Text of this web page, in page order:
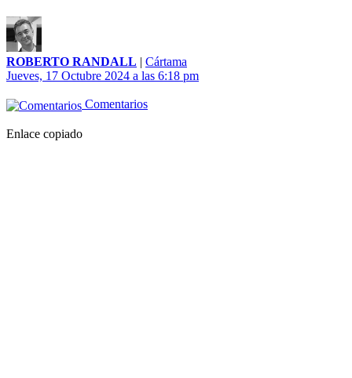
ROBERTO RANDALL | Cártama
Jueves, 17 Octubre 2024 a las 6:18 pm
Comentarios
Enlace copiado